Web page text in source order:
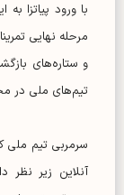
با ورود پیاتزا
مرحله نهایی
و ستاره‌های
تیم‌های ملی در
سرمربی تیم ملی
آنلاین زیر نظر